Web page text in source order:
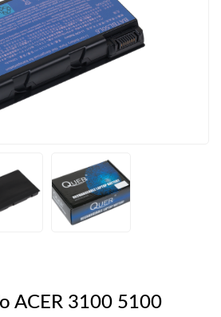
ACER 3100 5100